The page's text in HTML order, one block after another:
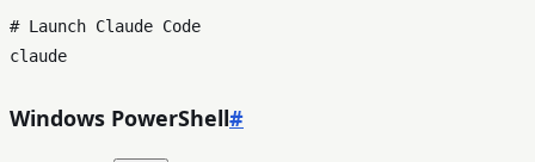
# Launch Claude Code
Windows PowerShell#